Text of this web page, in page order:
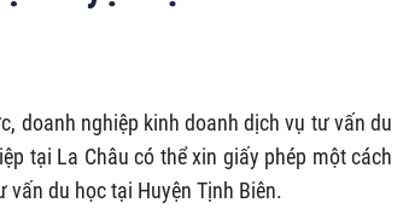
doanh nghiệp kinh doanh dịch vụ tư vấn du
tại La Châu có thể xin giấy phép một cách
vấn du học tại Huyện Tịnh Biên.